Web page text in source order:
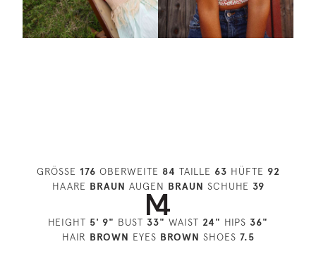
GRÖSSE 176 OBERWEITE 84 TAILLE 63 HÜFTE 92
HAARE BRAUN AUGEN BRAUN SCHUHE 39
HEIGHT 5' 9" BUST 33" WAIST 24" HIPS 36"
HAIR BROWN EYES BROWN SHOES 7.5